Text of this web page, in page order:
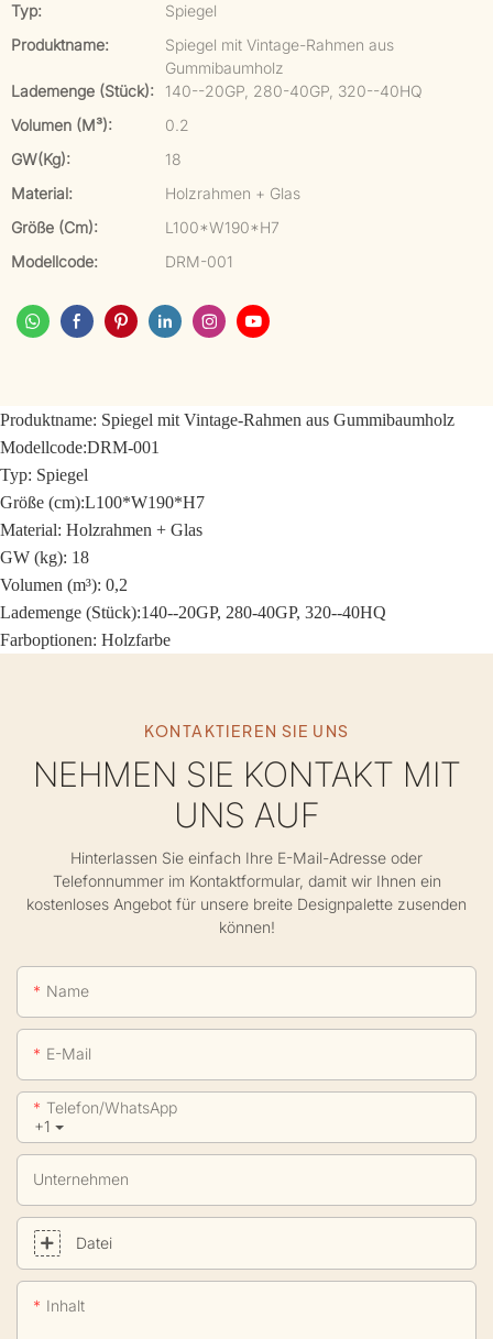
Typ:
Spiegel
Produktname:
Spiegel mit Vintage-Rahmen aus
Gummibaumholz
Lademenge (Stück):
140--20GP, 280-40GP, 320--40HQ
Volumen (m³):
0.2
GW(kg):
18
Material:
Holzrahmen + Glas
Größe (cm):
L100*W190*H7
Modellcode:
DRM-001
Produktname: Spiegel mit Vintage-Rahmen aus Gummibaumholz
Modellcode:DRM-001
Typ: Spiegel
Größe (cm):L100*W190*H7
Material: Holzrahmen + Glas
GW (kg): 18
Volumen (m³): 0,2
Lademenge (Stück):140--20GP, 280-40GP, 320--40HQ
Farboptionen: Holzfarbe
KONTAKTIEREN SIE UNS
NEHMEN SIE KONTAKT MIT
UNS AUF
Hinterlassen Sie einfach Ihre E-Mail-Adresse oder
Telefonnummer im Kontaktformular, damit wir Ihnen ein
kostenloses Angebot für unsere breite Designpalette zusenden
können!
Name
E-Mail
+1
Telefon/WhatsApp
Unternehmen
Datei
Inhalt